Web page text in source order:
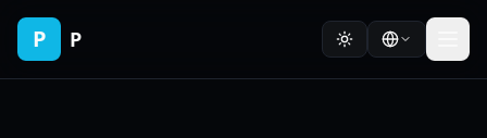
P P